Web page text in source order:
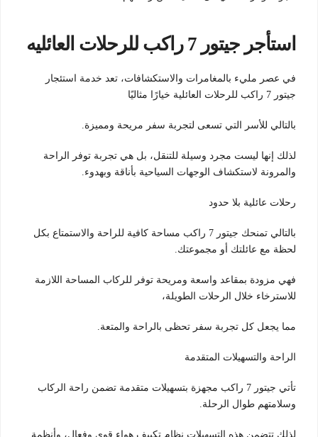
استأجر جيتور 7 راكب للرحلات العائليه
في عصر مليء بالمغامرات والاستكشافات، تعد خدمة استئجار
جيتور 7 راكب للرحلات العائلية خيارًا مثاليًا
بالتالي للأسر التي تسعى لتجربة سفر مريحة ومميزة.
لذلك إنها ليست مجرد وسيلة للتنقل، بل هي تجربة توفر الراحة
والمرونة لاستكشاف الوجهات السياحية بأناقة وبهدوء.
رحلات عائلية بلا حدود
بالتالي تمنحك جيتور 7 راكب مساحة كافية للراحة والاستمتاع بكل
لحظة مع عائلتك أو مجموعتك.
فهي مزودة بمقاعد واسعة ومريحة توفر للركاب المساحة اللازمة
للاسترخاء خلال الرحلات الطويلة،
مما يجعل كل تجربة سفر تحظى بالراحة والمتعة.
الراحة والتسهيلات المتقدمة
تأتي جيتور 7 راكب مجهزة بتسهيلات متقدمة تضمن راحة الركاب
وسلامتهم طوال الرحلة.
لذلك تتضمن هذه التسهيلات نظام تكييف هواء قوي وفعال، وأنظمة